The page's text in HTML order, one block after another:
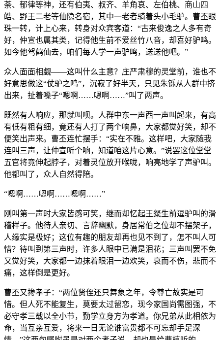
荼、郁律等神，还有伯夷、叔齐、羊角哀、左伯桃、商山四
皓、野王二老等仙隐名宿，其中一老者骑着头小毛驴。曹丕眼
珠一转，计上心来，转身对众宾客道：“古来俊逸之人多有奇
好，仲宣也属其类，记得他生前不爱丝竹八音，却喜好驴鸣。
如今他驾鹤仙去，咱们每人学一声驴鸣，送送他吧。”
众人面面相觑——这叫什么主意？庄严肃穆的灵堂前，谁也不
好意思做这“仗驴之鸣”，沉寂了好半天，只见朱铄从人群中挤
出来，扯着嗓子“嗯啊……嗯啊……”叫了两声。
既然有人响应，那就叫呗。人群中东一声西一声叫起来，有高
有低有粗有细，竟还有人打了两个响鼻，大家都觉好笑，却不
便笑出声来。曹丕连忙摆手：“实在不雅。这样吧，大家随我
连叫三声，让仲宣听个响，知道咱这片心意。”说罢这位堂堂
五官将竟伸起脖子，对着灵位放开喉咙，响亮地学了声驴叫。
他都叫了，众人自然得陪。
“嗯啊……嗯啊……嗯啊……”
刚叫第一声时大家皆感可笑，继而却忆起王粲生前逗驴叫的滑
稽样子。他待人亲切、言辞幽默，身居常伯之位却不摆架子，
人缘实是极好；这位有趣的朋友却再也见不到了，怎不叫人可
惜？待叫到第三声时，许多人眼中已满是泪花；三声叫罢不免
又觉好笑，大家都一边抹着眼泪一边欢笑，哀而不伤，悲而不
痛，这样倒是更好。
曹丕又搀孝子：“两位贤侄还只舞象之年，令尊亡故实是可
惜。但人死不能复生，莫要太过留恋，现今家国尚需图强，不
必守孝三载以全小节，勤学立身方为孝道。你兄弟从此相依为
命，当互亲互爱，将来一日无论谁富贵都不可忘却手足深